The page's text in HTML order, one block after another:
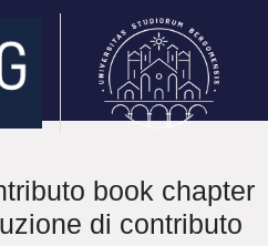
book chapter
di contributo